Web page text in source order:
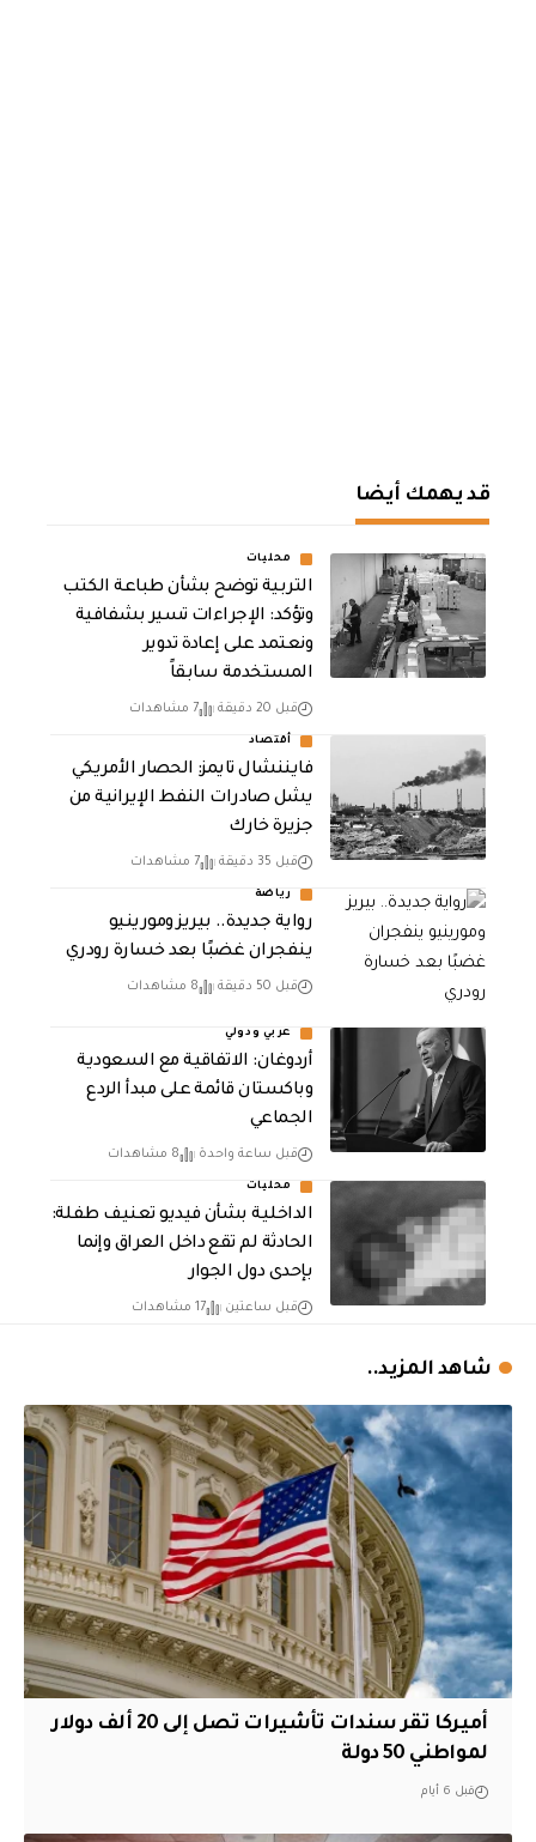
قد يهمك أيضا
محليات
التربية توضح بشأن طباعة الكتب
وتؤكد: الإجراءات تسير بشفافية
ونعتمد على إعادة تدوير
المستخدمة سابقاً
قبل 20 دقيقة 7 مشاهدات
أقتصاد
فايننشال تايمز: الحصار الأمريكي
يشل صادرات النفط الإيرانية من
جزيرة خارك
قبل 35 دقيقة 7 مشاهدات
رياضة
رواية جديدة.. بيريز ومورينيو
ينفجران غضبًا بعد خسارة رودري
قبل 50 دقيقة 8 مشاهدات
عربي ودولي
أردوغان: الاتفاقية مع السعودية
وباكستان قائمة على مبدأ الردع
الجماعي
قبل ساعة واحدة 8 مشاهدات
محليات
الداخلية بشأن فيديو تعنيف طفلة:
الحادثة لم تقع داخل العراق وإنما
بإحدى دول الجوار
قبل ساعتين 17 مشاهدات
شاهد المزيد..
أميركا تقر سندات تأشيرات تصل إلى 20 ألف دولار
لمواطني 50 دولة
قبل 6 أيام